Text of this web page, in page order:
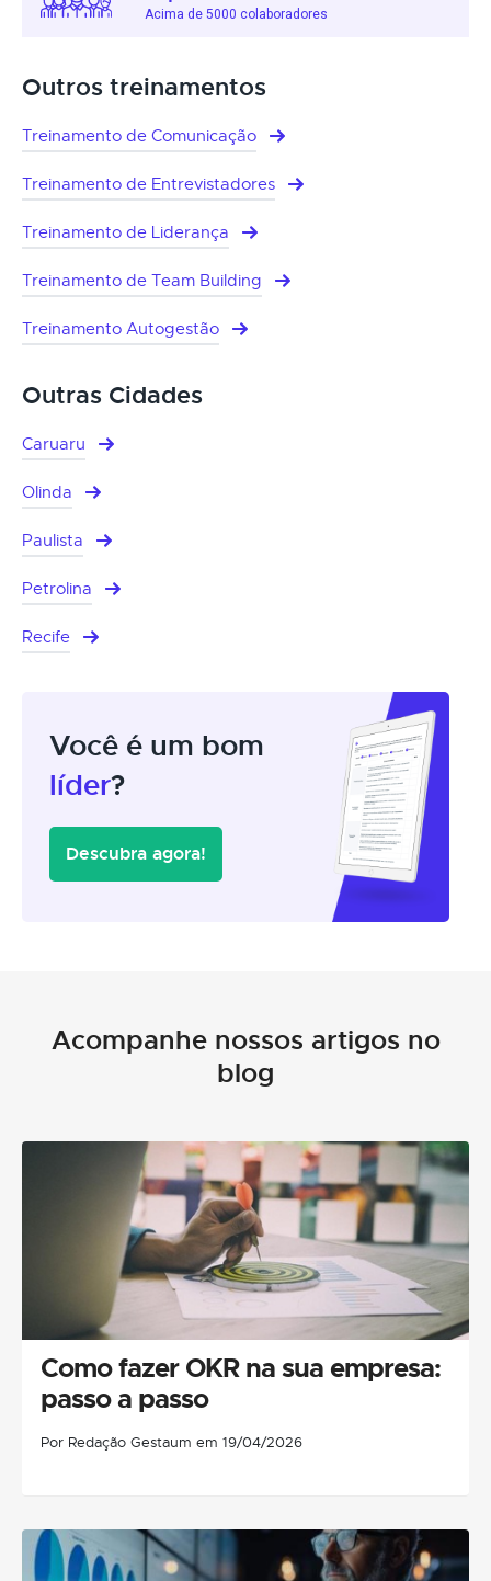
Acima de 5000 colaboradores
Outros treinamentos
Treinamento de Comunicação
Treinamento de Entrevistadores
Treinamento de Liderança
Treinamento de Team Building
Treinamento Autogestão
Outras Cidades
Caruaru
Olinda
Paulista
Petrolina
Recife
Você é um bom
líder?
Descubra agora!
Acompanhe nossos artigos no
blog
Como fazer OKR na sua empresa:
passo a passo
Por Redação Gestaum em 19/04/2026